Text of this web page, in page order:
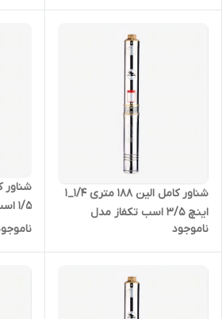
شناور کامل الین 188 متری 1/4_1
اینچ 3/5 اسب تکفاز مدل
4SDM-4/28
ناموجود
1/5 اسب تکفاز مدل 4SDM-10/8